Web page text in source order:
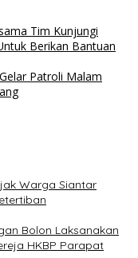
Tim Kunjungi
Berikan Bantuan
Patroli Malam
Warga Siantar
Bolon Laksanakan
HKBP Parapat